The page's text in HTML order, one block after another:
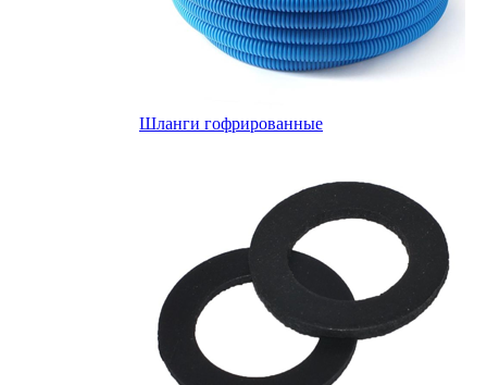
Шланги гофрированные